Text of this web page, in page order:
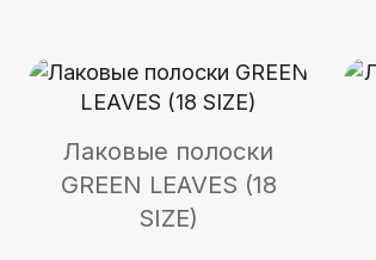
Лаковые полоски
GREEN LEAVES (18
SIZE)